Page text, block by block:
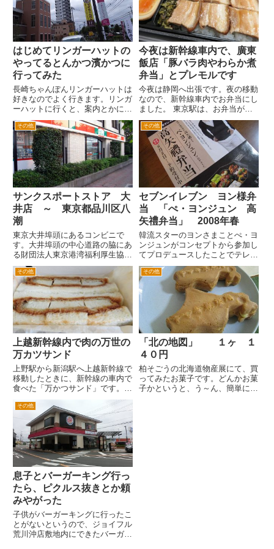
設定。そして値段の割りに結構
ボ...
はじめてリンガーハットの
やってるとんかつ濱かつに
行ってみた
長崎ちゃんぽんリンガーハットは
好きなのでよく行きます。リンガ
ーハットに行くと、案内とかに系
列会社の中に「とんかつ濱かつ」
というのがあります。 とんか
つ屋さんもやっているのか？と思
いながらも、自分の生活圏ではみ
ないなあと思っていました。
...
今夜は新幹線車内で、廣東
飯店「豚バラ肉やわらか煮
弁当」とプレモルです
今夜は静岡へ出張です。夜の移動
なので、新幹線車内でお弁当にし
ました。 東京駅は、お弁当がた
くさん売ってます。いろいろあっ
て、目移りしてしまいます。
気になったお弁当は、和の中村孝
明氏や中華の陳健一氏、洋の坂井
宏行・・・あれ、これは懐かし
その他
サンクスポートストア 大
井店 ～ 東京都品川区八
潮
東京大井埠頭にあるコンビニで
す。大井埠頭の中心道路の脇にあ
る財団法人東京港湾福利厚生協会
大井サービスセンターの施設の建
物に付属してあります。 店舗の
カラーから一見してサンクスとい
うのがうかがい知ることが出来る
のですが、名称は、ポートストア
で...
その他
セブンイレブン ヨン様弁
当 「ぺ・ヨンジュン 高
矢禮弁当」 2008年春
韓流スターのヨンさまことぺ・ヨ
ンジュンがコンセプトから参加し
てプロデュースしたことでテレビ
のワイドショーなどでも有名な東
京都港区白金にある韓国伝統料理
店「高矢禮」。 その「高矢禮」
のお弁当が、セブンイレブンから
限定で販売されました。 ６月
その他
上越新幹線内で肉の万世の
万カツサンド
上野駅から新潟駅へ上越新幹線で
移動したときに、新幹線の車内で
食べた「万かつサンド」です。
上野駅は始発駅でなく、途中駅と
なったためか、駅弁やお土産もの
店などの数が東京駅に比較すると
圧倒的に少ないです。 往時の上
野駅のにぎわいを思い、また東
京...
その他
「北の地図」 １ヶ １
４０円
柏そごうの北海道物産展にて、買
ってみたお菓子です。どんかお菓
子かというと、う～ん、簡単にい
その他
息子とバーガーキング行っ
たら、ピクルス抜きとか頼
みやがった
子供がバーガーキングに行ったこ
とがないというので、ジョイフル
荒川沖店敷地内にできたバーガー